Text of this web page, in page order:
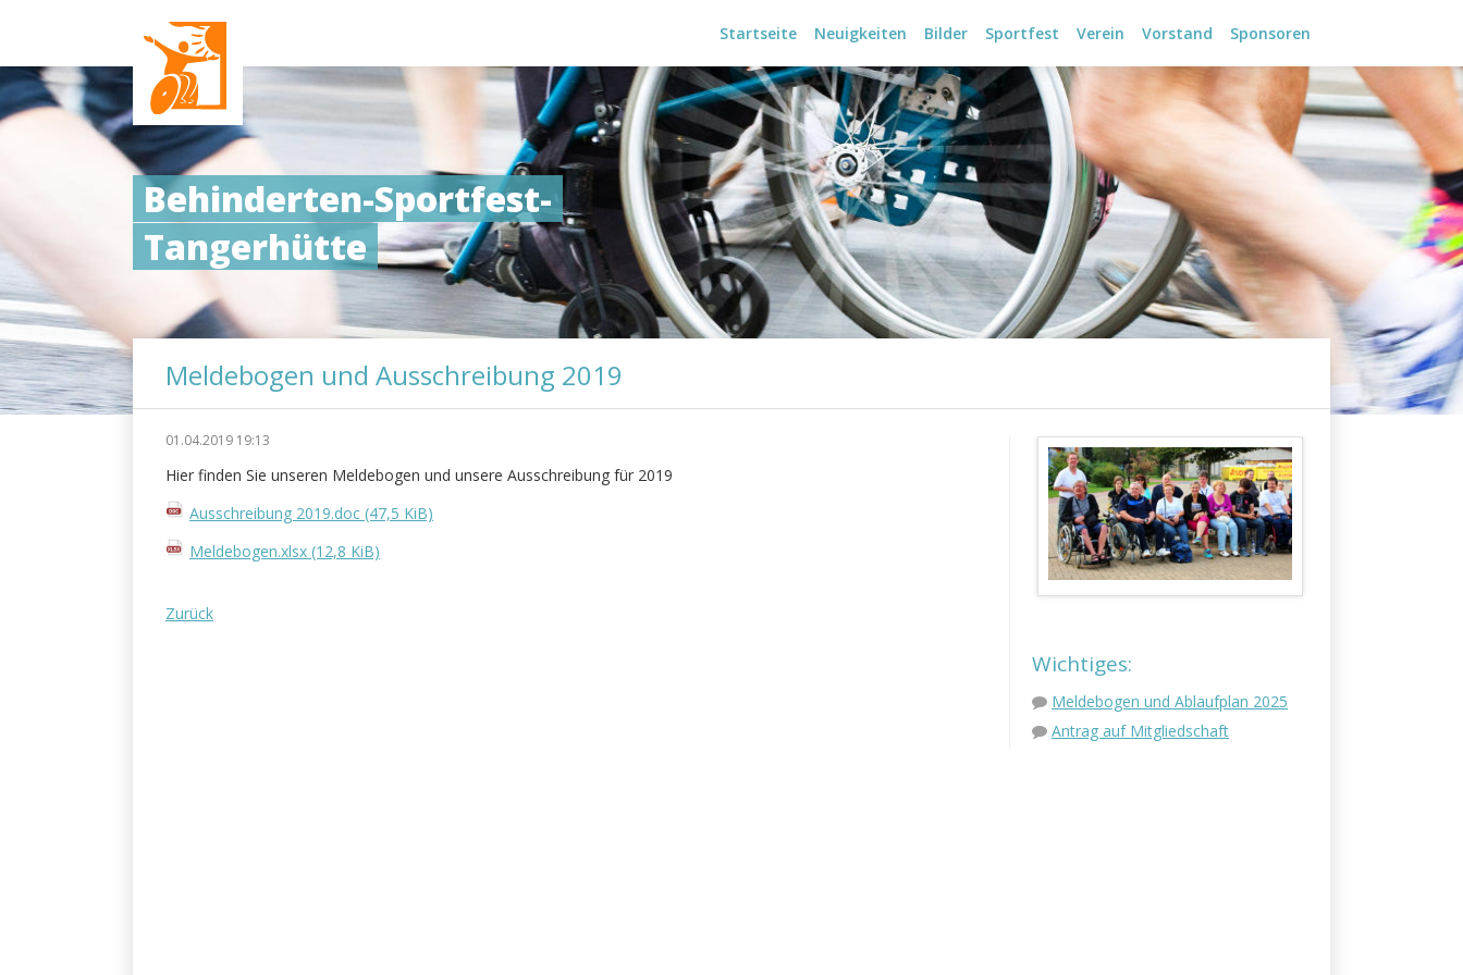
Navigation
Startseite Neuigkeiten Bilder Sportfest Verein Vorstand Sponsoren
Behinderten-Sportfest-
Tangerhütte
Meldebogen und Ausschreibung 2019
01.04.2019 19:13
Hier finden Sie unseren Meldebogen und unsere Ausschreibung für 2019
Ausschreibung 2019.doc (47,5 KiB)
Meldebogen.xlsx (12,8 KiB)
Zurück
Wichtiges:
Meldebogen und Ablaufplan 2025
Antrag auf Mitgliedschaft